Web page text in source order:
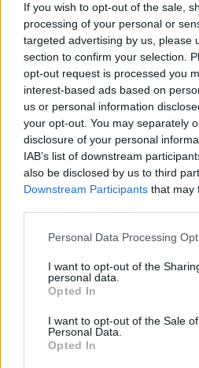
If you wish to opt-out of the sale,
processing of your personal or
targeted advertising by us, please
section to confirm your selection.
opt-out request is processed you
interest-based ads based on
us or personal information
your opt-out. You may separately
disclosure of your personal
IAB’s list of downstream
also be disclosed by us to third
Downstream Participants that may
Personal Data Processing
I want to opt-out of the
personal data.
Opted In
I want to opt-out of the Sale
Personal Data.
Opted In
PNȚMM
REPER
SENS
SOS (Șoșoacă)
POT (Gavrilă)
PACE (Peia)
Acțiunea Conservatoare
PDF (Lazarus)
PUSL (D. Voiculescu)
Partidul Patrioților (Surugiu)
FAR (Coarnă)
România pe Primul Loc
Altul